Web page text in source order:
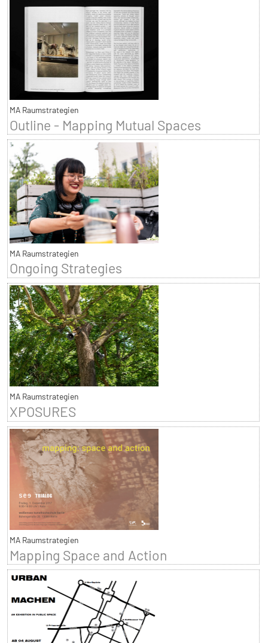
MA Raumstrategien
Outline - Mapping Mutual Spaces
MA Raumstrategien
Ongoing Strategies
MA Raumstrategien
XPOSURES
MA Raumstrategien
Mapping Space and Action